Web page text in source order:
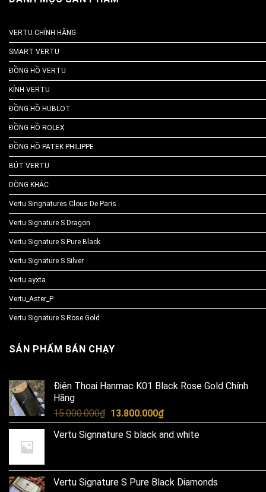
VERTU CHÍNH HÃNG
SMART VERTU
ĐỒNG HỒ VERTU
KÍNH VERTU
ĐỒNG HỒ HUBLOT
ĐỒNG HỒ ROLEX
ĐỒNG HỒ PATEK PHILIPPE
BÚT VERTU
DÒNG KHÁC
Vertu Singnatures Clous De Paris
Vertu Signature S Dragon
Vertu Signature S Pure Black
Vertu Signature S Silver
Vertu ayxta
Vertu_Aster_P
Vertu Signature S Rose Gold
SẢN PHẨM BÁN CHẠY
Điện Thoại Hanmac K01 Black Rose Gold Chính
Hãng
15.000.000₫ Original
price
was:
13.800.000₫Current
price
is:
Vertu Signnature S black and white
Vertu Signature S Pure Black Diamonds